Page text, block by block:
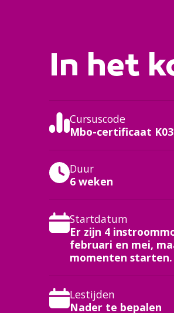
In het
Cursuscode
Mbo-certificaat
Duur
6 weken
Startdatum
Er zijn 4
februari en mei,
momenten starten.
Lestijden
Nader te bepalen